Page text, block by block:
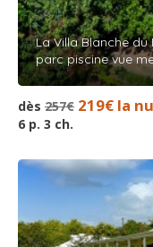
La Villa Blanche
parc piscine vue
dès 257€ 219€ la
6 p. 3 ch.